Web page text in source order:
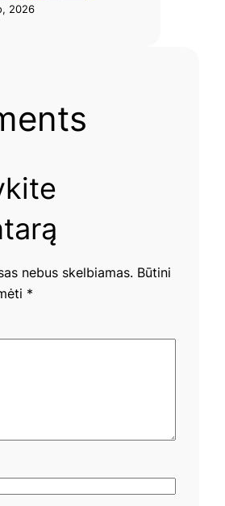
2026
nebus skelbiamas. Būtini
*